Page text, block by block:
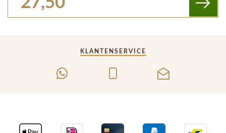
KLANTENSERVICE